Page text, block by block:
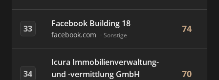
33 Facebook Building 18
facebook.com Sonstige
74
34
Icura Immobilienverwaltung-
und -vermittlung GmbH
70